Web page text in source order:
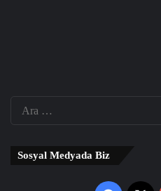
Sosyal Medyada Biz